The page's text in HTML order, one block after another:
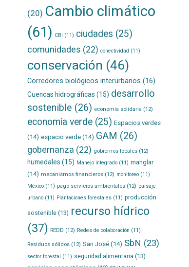
(20) Cambio climático
(61) CBI (11) ciudades (25)
comunidades (22) conectividad (11)
conservación (46)
Corredores biológicos interurbanos (16)
Cuencas hidrográficas (15) desarrollo
sostenible (26) economía solidaria (12)
economía verde(25) Espacios verdes
(14) espacio verde(14) GAM (26)
gobernanza (22) gobiernos locales(12)
humedales (15) Manejo integrado(11) manglar
(14) mecanismos financieros(12) monitoreo(11)
México(11) pago servicios ambientales(12) paisaje
urbano(11) Plantaciones forestales(11) producción
sostenible(13) recurso hídrico
(37) REDD (12) Redes de colaboración (11)
Residuos sólidos(12) San José(14) SbN (23)
sector forestal (11) seguridad alimentaria (13)